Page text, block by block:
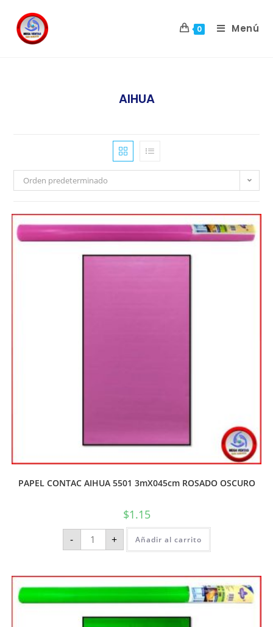
0 Menú
AIHUA
Orden predeterminado
PAPEL CONTAC AIHUA 5501 3mX045cm ROSADO OSCURO
$1.15
- + Añadir al carrito